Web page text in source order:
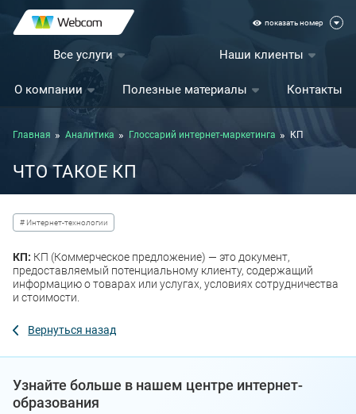
показать номер
Все услуги Наши клиенты
О компании Полезные материалы Контакты
Главная Аналитика Глоссарий интернет-маркетинга КП
ЧТО ТАКОЕ КП
# Интернет-технологии
КП: КП (Коммерческое предложение) — это документ,
предоставляемый потенциальному клиенту, содержащий
информацию о товарах или услугах, условиях сотрудничества
и стоимости.
Вернуться назад
Узнайте больше в нашем центре интернет-
образования